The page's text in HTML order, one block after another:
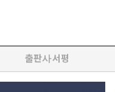
출판사 서평